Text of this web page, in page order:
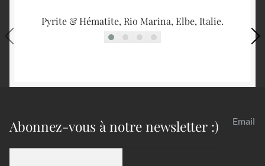
Pyrite & Hématite, Rio Marina, Elbe, Italie.
Abonnez-vous à notre newsletter :) Email